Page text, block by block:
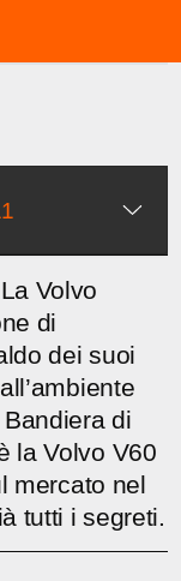
Volvo
di
dei suoi
di
la Volvo V60
mercato nel
tutti i segreti.